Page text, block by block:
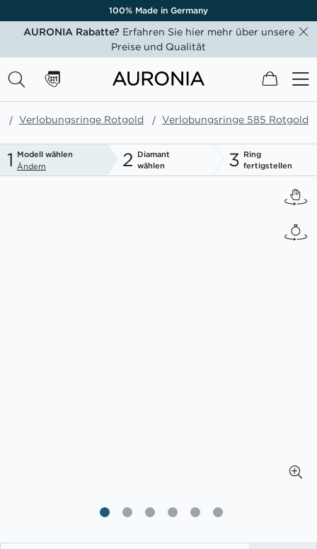
100% Made in Germany
AURONIA Rabatte? Erfahren Sie hier mehr über unsere
Preise und Qualität
Mein
Verlobungsringe Rotgold Verlobungsringe 585 Rotgold
1 Modell wählen
Ändern
2 Diamant
wählen
3 Ring
fertigstellen